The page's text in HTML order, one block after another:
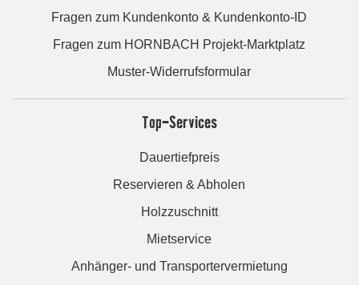
Fragen zum Kundenkonto & Kundenkonto-ID
Fragen zum HORNBACH Projekt-Marktplatz
Muster-Widerrufsformular
Top-Services
Dauertiefpreis
Reservieren & Abholen
Holzzuschnitt
Mietservice
Anhänger- und Transportervermietung